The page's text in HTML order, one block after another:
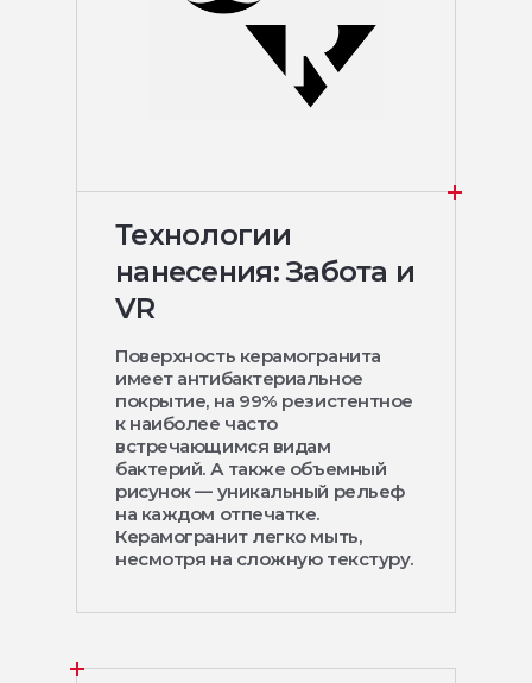
Технологии
нанесения: Забота и
VR
Поверхность керамогранита
имеет антибактериальное
покрытие, на 99% резистентное
к наиболее часто
встречающимся видам
бактерий. А также объемный
рисунок — уникальный рельеф
на каждом отпечатке.
Керамогранит легко мыть,
несмотря на сложную текстуру.